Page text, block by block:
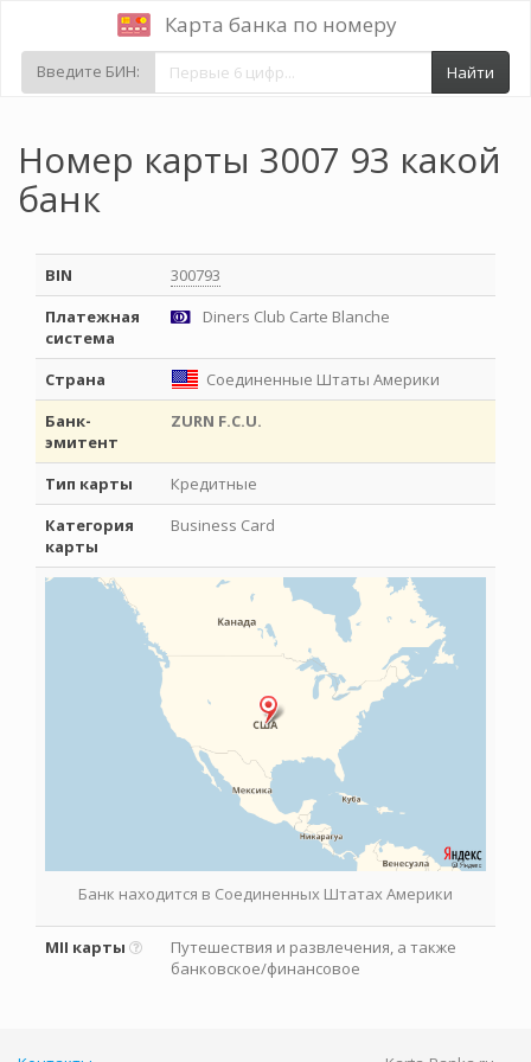
Карта банка по номеру
Введите БИН: Найти
Номер карты 3007 93 какой
банк
BIN
300793
Платежная
система
Diners Club Carte Blanche
Страна
Соединенные Штаты Америки
Банк-
эмитент
ZURN F.C.U.
Тип карты
Кредитные
Категория
карты
Business Card
Банк находится в Соединенных Штатах Америки
MII карты
Путешествия и развлечения, а также
банковское/финансовое